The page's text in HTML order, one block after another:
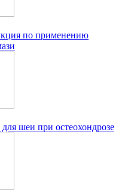
по применению
шеи при остеохондрозе